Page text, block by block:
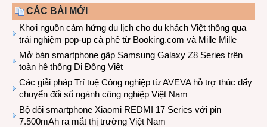
CÁC BÀI MỚI
Khơi nguồn cảm hứng du lịch cho du khách Việt thông qua
trải nghiệm pop-up cà phê từ Booking.com và Mille Mille
Mở bán smartphone gập Samsung Galaxy Z8 Series trên
toàn hệ thống Di Động Việt
Các giải pháp Trí tuệ Công nghiệp từ AVEVA hỗ trợ thúc đẩy
chuyển đổi số ngành công nghiệp Việt Nam
Bộ đôi smartphone Xiaomi REDMI 17 Series với pin
7.500mAh ra mắt thị trường Việt Nam